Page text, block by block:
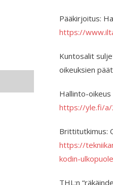
Pääkirjoitus:
https://
Kuntosalit
oikeuksien
Hallinto-
https://yle.fi/
Brittitutkimus:
https://
kodin-
THL:n